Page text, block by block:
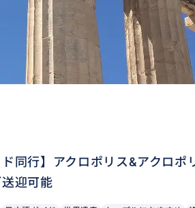
ド同行】アクロポリス&アクロ
迎可能